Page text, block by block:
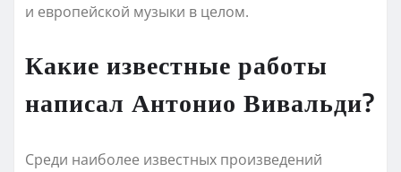
и европейской музыки в целом.
Какие известные работы
написал Антонио Вивальди?
Среди наиболее известных произведений